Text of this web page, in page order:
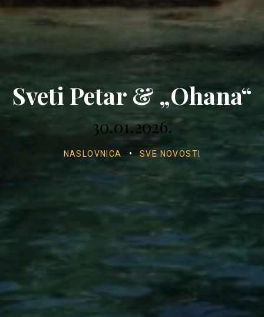
Sveti Petar & „Ohana“
30.01.2026.
NASLOVNICA • SVE NOVOSTI